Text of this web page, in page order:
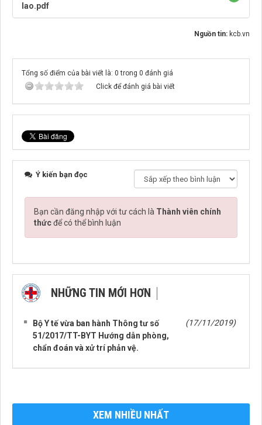
lao.pdf
Nguồn tin: kcb.vn
Tổng số điểm của bài viết là: 0 trong 0 đánh giá
Click để đánh giá bài viết
Ý kiến bạn đọc
Bạn cần đăng nhập với tư cách là Thành viên chính
thứcđể có thể bình luận
NHỮNG TIN MỚI HƠN
Bộ Y tế vừa ban hành Thông tư số
51/2017/TT-BYT Hướng dẫn phòng,
chẩn đoán và xử trí phản vệ.
(17/11/2019)
XEM NHIỀU NHẤT